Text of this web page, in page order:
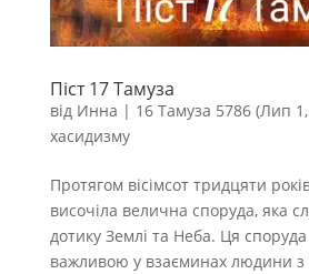
Піст 17 Тамуза
від Инна | 16 Тамуза 5786 (Лип
хасидизму
Протягом вісімсот тридцяти
височіла велична споруда, яка
дотику Землі та Неба. Ця споруда
важливою у взаєминах людини